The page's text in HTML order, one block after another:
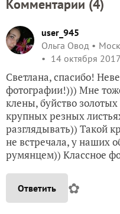
Комментарии (4)
user_945
Ольга Овод
14 октября
Светлана, спасибо!
фотографии!))) Мне
клены, буйство
крупных резных
разглядывать)) Такой
не встречала, у наших
румянцем)) Классное
Ответить ✿